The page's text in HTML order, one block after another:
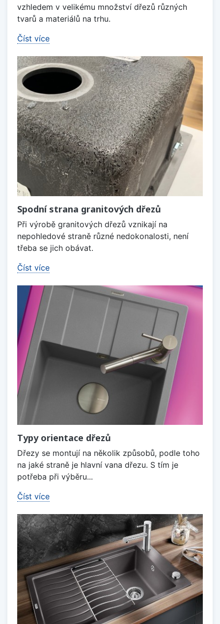
vzhledem v velikému množství dřezů různých
tvarů a materiálů na trhu.
Číst více
Spodní strana granitových dřezů
Při výrobě granitových dřezů vznikají na
nepohledové straně různé nedokonalosti, není
třeba se jich obávat.
Číst více
Typy orientace dřezů
Dřezy se montují na několik způsobů, podle toho
na jaké straně je hlavní vana dřezu. S tím je
potřeba při výběru...
Číst více